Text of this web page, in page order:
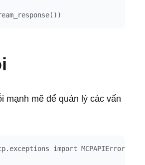
mạnh mẽ để quản lý các vấn
import MCPAPIError,